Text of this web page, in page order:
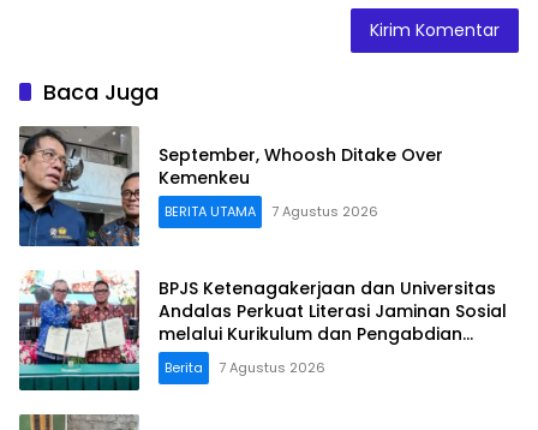
Baca Juga
September, Whoosh Ditake Over
Kemenkeu
BERITA UTAMA 7 Agustus 2026
BPJS Ketenagakerjaan dan Universitas
Andalas Perkuat Literasi Jaminan Sosial
melalui Kurikulum dan Pengabdian
Masyarakat
Berita 7 Agustus 2026